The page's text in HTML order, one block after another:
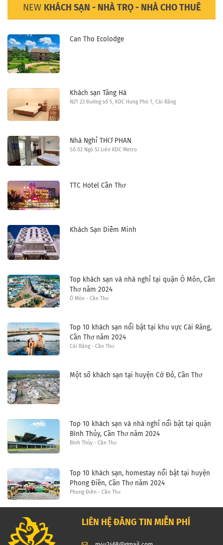
NEW KHÁCH SẠN - NHÀ TRỌ - NHÀ CHO THUÊ
Can Tho Ecolodge
Khách sạn Tăng Hà
N21 23 Đường số 5, KDC Hưng Phú 1, Cái Răng
Nhà Nghỉ THƠ PHAN
Số 02 Ngô Sĩ Liên KDC Metro
TTC Hotel Cần Thơ
Khách Sạn Diễm Minh
Top khách sạn và nhà nghỉ tại quận Ô Môn, Cần
Thơ năm 2024
Ô Môn - Cần Thơ
Top 10 khách sạn nổi bật tại khu vực Cái Răng,
Cần Thơ năm 2024
Cái Răng - Cần Thơ
Một số khách sạn tại huyện Cờ Đỏ, Cần Thơ
Top 10 khách sạn và nhà nghỉ nổi bật tại quận
Bình Thủy, Cần Thơ năm 2024
Bình Thủy - Cần Thơ
Top 10 khách sạn, homestay nổi bật tại huyện
Phong Điền, Cần Thơ năm 2024
Phong Điền - Cần Thơ
LIÊN HỆ ĐĂNG TIN MIỄN PHÍ